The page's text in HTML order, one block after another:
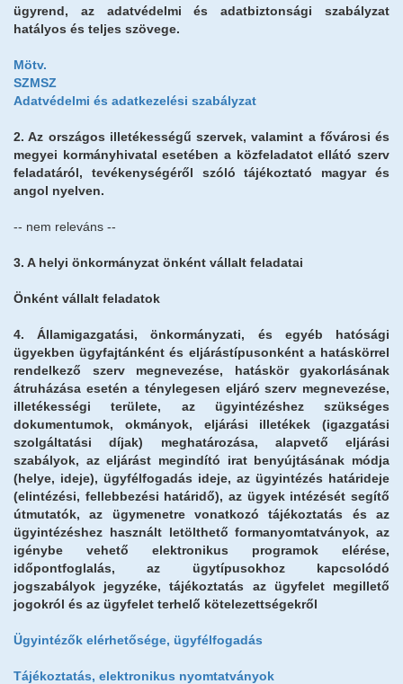
ügyrend, az adatvédelmi és adatbiztonsági szabályzat
hatályos és teljes szövege.
Mötv.
SZMSZ
Adatvédelmi és adatkezelési szabályzat
2. Az országos illetékességű szervek, valamint a fővárosi és
megyei kormányhivatal esetében a közfeladatot ellátó szerv
feladatáról, tevékenységéről szóló tájékoztató magyar és
angol nyelven.
-- nem releváns --
3. A helyi önkormányzat önként vállalt feladatai
Önként vállalt feladatok
4. Államigazgatási, önkormányzati, és egyéb hatósági
ügyekben ügyfajtánként és eljárástípusonként a hatáskörrel
rendelkező szerv megnevezése, hatáskör gyakorlásának
átruházása esetén a ténylegesen eljáró szerv megnevezése,
illetékességi területe, az ügyintézéshez szükséges
dokumentumok, okmányok, eljárási illetékek (igazgatási
szolgáltatási díjak) meghatározása, alapvető eljárási
szabályok, az eljárást megindító irat benyújtásának módja
(helye, ideje), ügyfélfogadás ideje, az ügyintézés határideje
(elintézési, fellebbezési határidő), az ügyek intézését segítő
útmutatók, az ügymenetre vonatkozó tájékoztatás és az
ügyintézéshez használt letölthető formanyomtatványok, az
igénybe vehető elektronikus programok elérése,
időpontfoglalás, az ügytípusokhoz kapcsolódó
jogszabályok jegyzéke, tájékoztatás az ügyfelet megillető
jogokról és az ügyfelet terhelő kötelezettségekről
Ügyintézők elérhetősége, ügyfélfogadás
Tájékoztatás, elektronikus nyomtatványok